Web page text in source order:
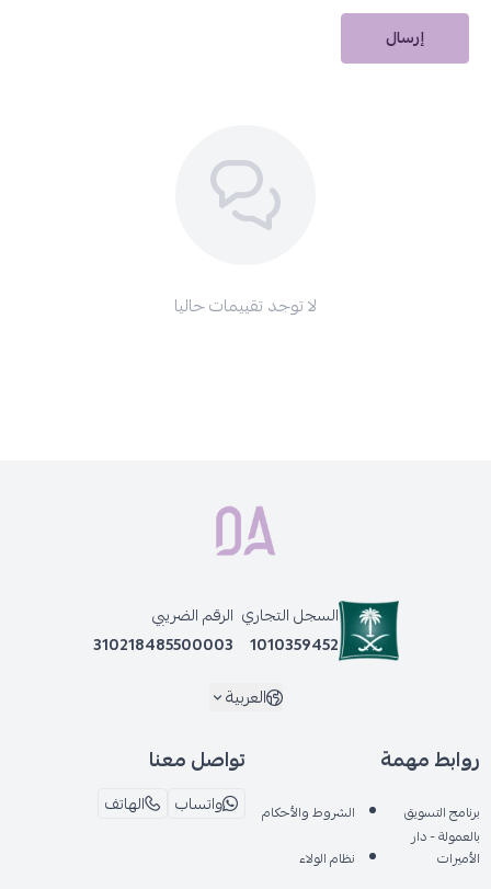
إرسال
لا توجد تقييمات حاليا
السجل التجاري
1010359452
الرقم الضريبي
310218485500003
العربية
روابط مهمة
برنامج التسويق
بالعمولة - دار
الأميرات
الشروط والأحكام
نظام الولاء
تواصل معنا
واتساب الهاتف